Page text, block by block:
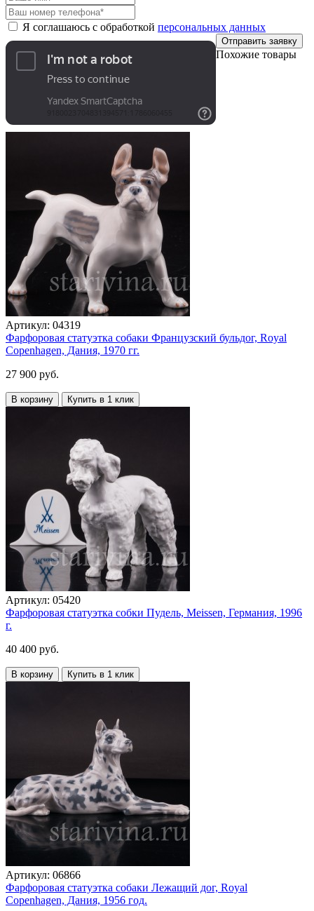
Я соглашаюсь с обработкой персональных данных
Отправить заявку
Похожие товары
Артикул: 04319
Фарфоровая статуэтка собаки Французский бульдог, Royal
Copenhagen, Дания, 1970 гг.
27 900 руб.
В корзину Купить в 1 клик
Артикул: 05420
Фарфоровая статуэтка собки Пудель, Meissen, Германия, 1996
г.
40 400 руб.
В корзину Купить в 1 клик
Артикул: 06866
Фарфоровая статуэтка собаки Лежащий дог, Royal
Copenhagen, Дания, 1956 год.